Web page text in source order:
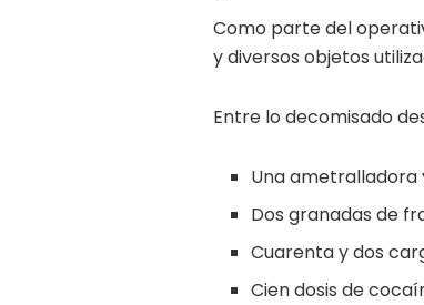
Como parte del
y diversos objetos
Entre lo decomisado
Una ametralladora
Dos granadas de
Cuarenta y dos
Cien dosis de